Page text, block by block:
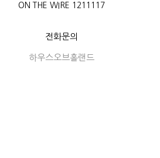
ON THE WIRE 1211117
전화문의
하우스오브홀랜드